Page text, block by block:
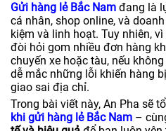
Gửi hàng lẻ Bắc Nam đang là
cá nhân, shop online, và
kiệm và linh hoạt. Tuy nhiên,
đòi hỏi gom nhiều đơn hàng
chuyến xe hoặc tàu, nếu
dễ mắc những lỗi khiến hàng
giao sai địa chỉ.
Trong bài viết này, An Pha sẽ
khi gửi hàng lẻ Bắc Nam –